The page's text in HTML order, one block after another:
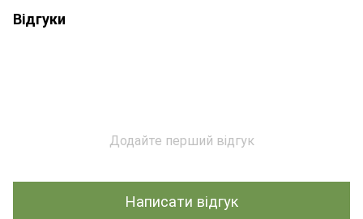
Відгуки
Додайте перший відгук
Написати відгук